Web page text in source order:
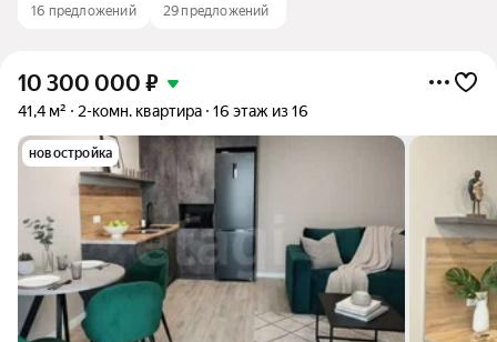
16 предложений 29 предложений
10 300 000 ₽
41,4 м² 2-комн. квартира 16 этаж из 16
новостройка